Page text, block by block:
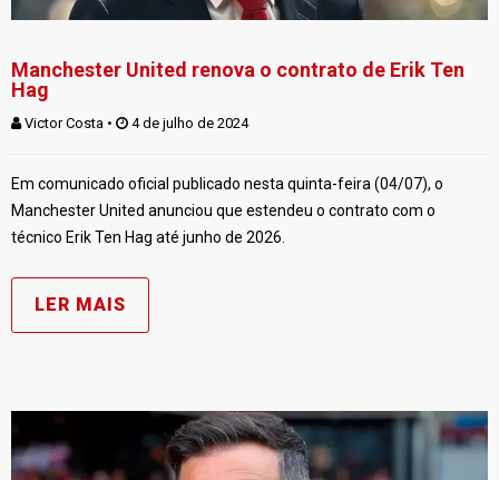
Manchester United renova o contrato de Erik Ten
Hag
Victor Costa • 4 de julho de 2024
Em comunicado oficial publicado nesta quinta-feira (04/07), o
Manchester United anunciou que estendeu o contrato com o
técnico Erik Ten Hag até junho de 2026.
LER MAIS